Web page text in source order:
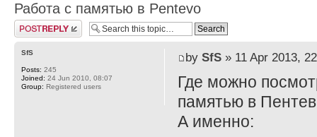
Работа с памятью в Pentevo
Post a reply
by SfS» 11 Apr 2013,
Где можно
памятью в
А именно:
SfS
Posts: 245
Joined: 24 Jun 2010, 08:07
Group: Registered users